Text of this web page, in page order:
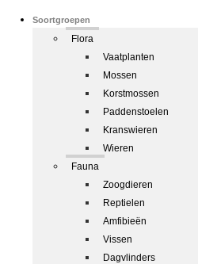
Soortgroepen
Flora
Vaatplanten
Mossen
Korstmossen
Paddenstoelen
Kranswieren
Wieren
Fauna
Zoogdieren
Reptielen
Amfibieën
Vissen
Dagvlinders